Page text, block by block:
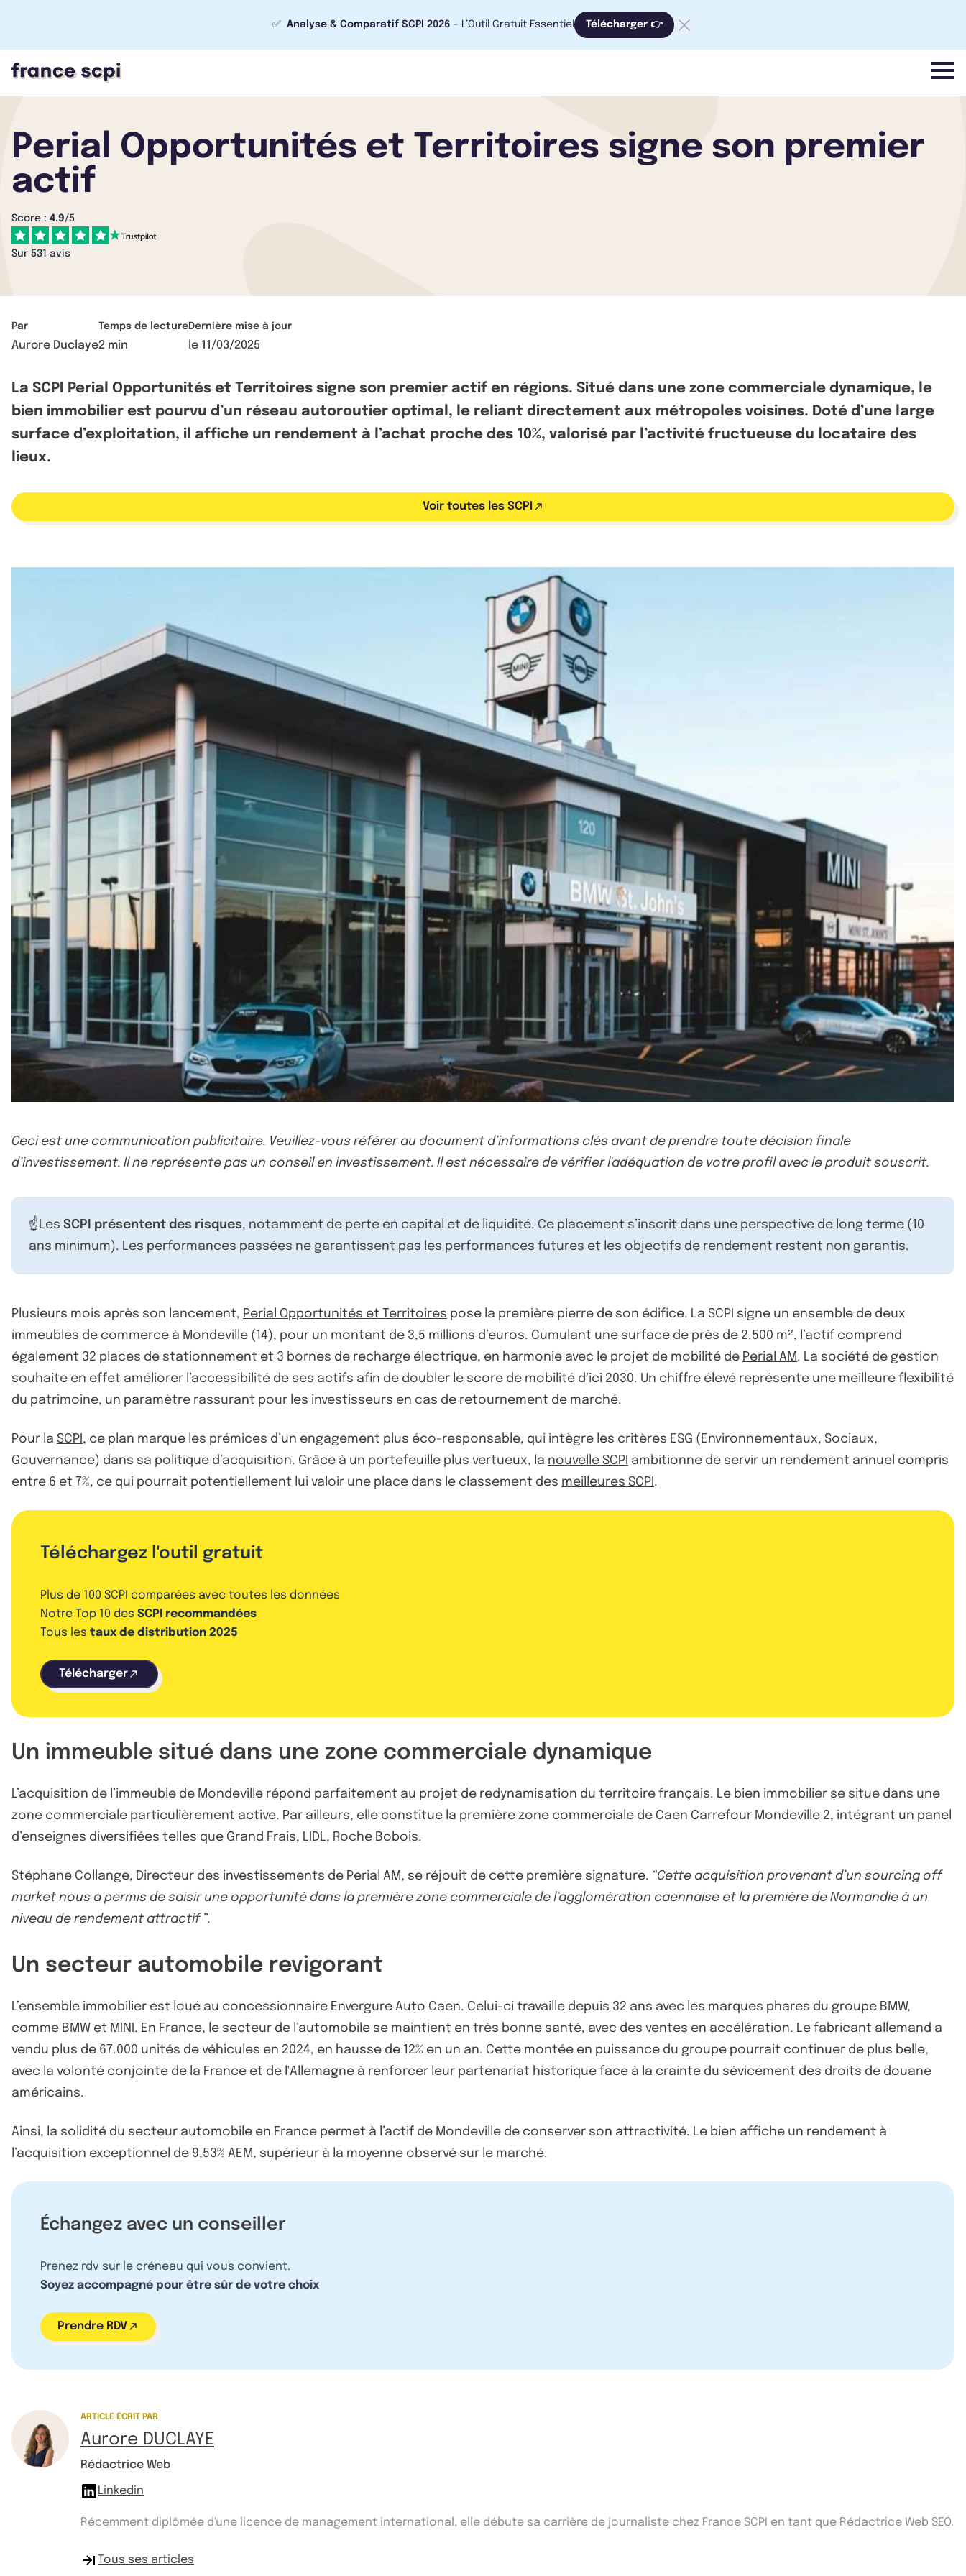
✅ Analyse & Comparatif SCPI 2026 - L’Outil Gratuit Essentiel Télécharger 👉
menu
Perial Opportunités et Territoires signe son premier
actif
Score : 4.9/5
Sur 531 avis
Par
Aurore Duclaye
Temps de lecture
2 min
Dernière mise à jour
le 11/03/2025
La SCPI Perial Opportunités et Territoires signe son premier actif en régions. Situé dans une zone commerciale dynamique, le
bien immobilier est pourvu d’un réseau autoroutier optimal, le reliant directement aux métropoles voisines. Doté d’une large
surface d’exploitation, il affiche un rendement à l’achat proche des 10%, valorisé par l’activité fructueuse du locataire des
lieux.
Voir toutes les SCPI
Ceci est une communication publicitaire. Veuillez-vous référer au document d’informations clés avant de prendre toute décision finale
d’investissement. Il ne représente pas un conseil en investissement. Il est nécessaire de vérifier l'adéquation de votre profil avec le produit souscrit.
☝️Les SCPI présentent des risques, notamment de perte en capital et de liquidité. Ce placement s’inscrit dans une perspective de long terme (10
ans minimum). Les performances passées ne garantissent pas les performances futures et les objectifs de rendement restent non garantis.
Plusieurs mois après son lancement, Perial Opportunités et Territoires pose la première pierre de son édifice. La SCPI signe un ensemble de deux
immeubles de commerce à Mondeville (14), pour un montant de 3,5 millions d’euros. Cumulant une surface de près de 2.500 m², l’actif comprend
également 32 places de stationnement et 3 bornes de recharge électrique, en harmonie avec le projet de mobilité de Perial AM. La société de gestion
souhaite en effet améliorer l’accessibilité de ses actifs afin de doubler le score de mobilité d’ici 2030. Un chiffre élevé représente une meilleure flexibilité
du patrimoine, un paramètre rassurant pour les investisseurs en cas de retournement de marché.
Pour la SCPI , ce plan marque les prémices d’un engagement plus éco-responsable, qui intègre les critères ESG (Environnementaux, Sociaux,
Gouvernance) dans sa politique d’acquisition. Grâce à un portefeuille plus vertueux, la nouvelle SCPI ambitionne de servir un rendement annuel compris
entre 6 et 7%, ce qui pourrait potentiellement lui valoir une place dans le classement des meilleures SCPI .
Téléchargez l'outil gratuit
Plus de 100 SCPI comparées avec toutes les données
Notre Top 10 des SCPI recommandées
Tous les taux de distribution 2025
Télécharger
Un immeuble situé dans une zone commerciale dynamique
L’acquisition de l’immeuble de Mondeville répond parfaitement au projet de redynamisation du territoire français. Le bien immobilier se situe dans une
zone commerciale particulièrement active. Par ailleurs, elle constitue la première zone commerciale de Caen Carrefour Mondeville 2, intégrant un panel
d’enseignes diversifiées telles que Grand Frais, LIDL, Roche Bobois.
Stéphane Collange, Directeur des investissements de Perial AM, se réjouit de cette première signature. “Cette acquisition provenant d’un sourcing off
market nous a permis de saisir une opportunité dans la première zone commerciale de l’agglomération caennaise et la première de Normandie à un
niveau de rendement attractif ”.
Un secteur automobile revigorant
L’ensemble immobilier est loué au concessionnaire Envergure Auto Caen. Celui-ci travaille depuis 32 ans avec les marques phares du groupe BMW,
comme BMW et MINI. En France, le secteur de l’automobile se maintient en très bonne santé, avec des ventes en accélération. Le fabricant allemand a
vendu plus de 67.000 unités de véhicules en 2024, en hausse de 12% en un an. Cette montée en puissance du groupe pourrait continuer de plus belle,
avec la volonté conjointe de la France et de l'Allemagne à renforcer leur partenariat historique face à la crainte du sévicement des droits de douane
américains.
Ainsi, la solidité du secteur automobile en France permet à l’actif de Mondeville de conserver son attractivité. Le bien affiche un rendement à
l’acquisition exceptionnel de 9,53% AEM, supérieur à la moyenne observé sur le marché.
Échangez avec un conseiller
Prenez rdv sur le créneau qui vous convient.
Soyez accompagné pour être sûr de votre choix
Prendre RDV
ARTICLE ÉCRIT PAR
Aurore DUCLAYE
Rédactrice Web
Linkedin
Récemment diplômée d'une licence de management international, elle débute sa carrière de journaliste chez France SCPI en tant que Rédactrice Web SEO.
Tous ses articles